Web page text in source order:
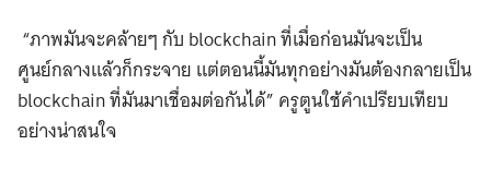
“ภาพมันจะคล้ายๆ กับ blockchain ที่เมื่อก่อนมันจะเป็น
ศูนย์กลางแล้วก็กระจาย แต่ตอนนี้มันทุกอย่างมันต้องกลายเป็น
blockchain ที่มันมาเชื่อมต่อกันได้” ครูตูนใช้คำเปรียบเทียบ
อย่างน่าสนใจ